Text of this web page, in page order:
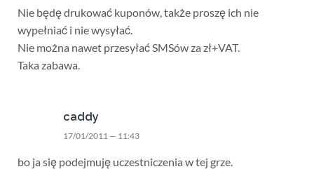
Nie będę drukować kuponów, także proszę ich nie
wypełniać i nie wysyłać.
Nie można nawet przesyłać SMSów za zł+VAT.
Taka zabawa.
caddy
17/01/2011 — 11:43
bo ja się podejmuję uczestniczenia w tej grze.